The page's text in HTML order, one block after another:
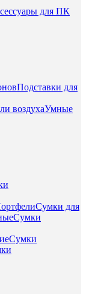
для ПК
Подставки для
воздухаУмные
Сумки для
Сумки
Сумки